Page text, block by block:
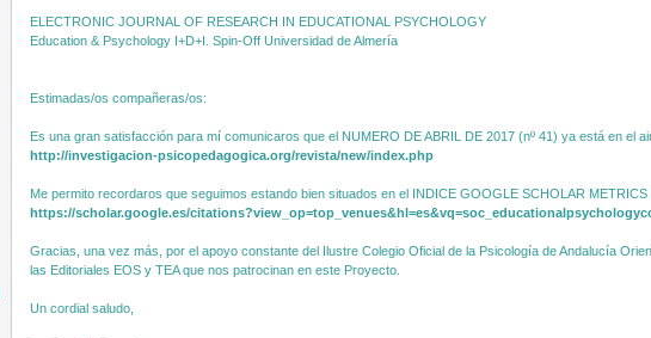
ELECTRONIC JOURNAL OF RESEARCH IN EDUCATIONAL PSYCHOLOGY
Education & Psychology I+D+I. Spin-Off Universidad de Almería
Estimadas/os compañeras/os:
Es una gran satisfacción para mí comunicaros que el NUMERO DE ABRIL DE 2017 (nº 41) ya está en el
http://investigacion-psicopedagogica.org/revista/new/index.php
Me permito recordaros que seguimos estando bien situados en el INDICE GOOGLE SCHOLAR METRICS
https://scholar.google.es/
Gracias, una vez más, por el apoyo constante del Ilustre Colegio Oficial de la Psicología de Andalucía
las Editoriales EOS y TEA que nos patrocinan en este Proyecto.
Un cordial saludo,